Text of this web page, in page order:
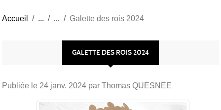
53
Accueil Galette des rois 2024
GALETTE DES ROIS 2024
Publiée le 24 janv. 2024 par Thomas QUESNEE